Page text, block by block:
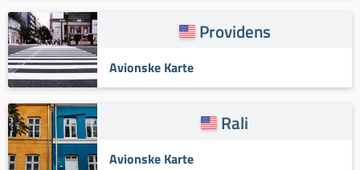
Providens
Avionske Karte
Rali
Avionske Karte